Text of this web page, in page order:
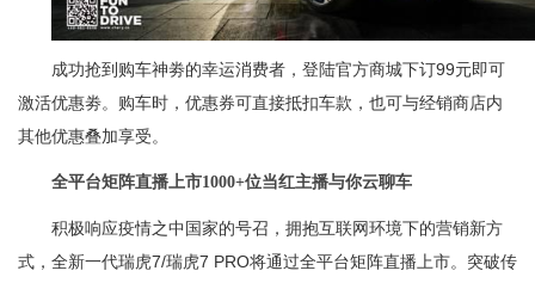
成功抢到购车神劵的幸运消费者，登陆官方商城下订99元即可
激活优惠劵。购车时，优惠券可直接抵扣车款，也可与经销商店内
其他优惠叠加享受。
全平台矩阵直播上市1000+位当红主播与你云聊车
积极响应疫情之中国家的号召，拥抱互联网环境下的营销新方
式，全新一代瑞虎7/瑞虎7 PRO将通过全平台矩阵直播上市。突破传